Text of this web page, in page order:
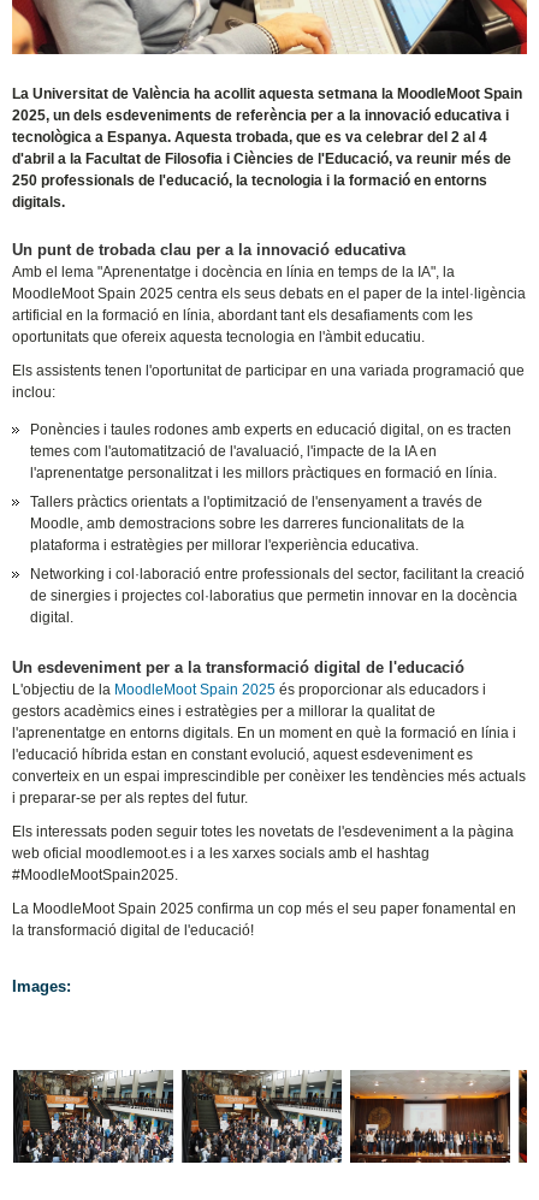
La Universitat de València ha acollit aquesta setmana la MoodleMoot Spain
2025, un dels esdeveniments de referència per a la innovació educativa i
tecnològica a Espanya. Aquesta trobada, que es va celebrar del 2 al 4
d'abril a la Facultat de Filosofia i Ciències de l'Educació, va reunir més de
250 professionals de l'educació, la tecnologia i la formació en entorns
digitals.
Un punt de trobada clau per a la innovació educativa
Amb el lema "Aprenentatge i docència en línia en temps de la IA", la
MoodleMoot Spain 2025 centra els seus debats en el paper de la intel·ligència
artificial en la formació en línia, abordant tant els desafiaments com les
oportunitats que ofereix aquesta tecnologia en l'àmbit educatiu.
Els assistents tenen l'oportunitat de participar en una variada programació que
inclou:
Ponències i taules rodones amb experts en educació digital, on es tracten
temes com l'automatització de l'avaluació, l'impacte de la IA en
l'aprenentatge personalitzat i les millors pràctiques en formació en línia.
Tallers pràctics orientats a l'optimització de l'ensenyament a través de
Moodle, amb demostracions sobre les darreres funcionalitats de la
plataforma i estratègies per millorar l'experiència educativa.
Networking i col·laboració entre professionals del sector, facilitant la creació
de sinergies i projectes col·laboratius que permetin innovar en la docència
digital.
Un esdeveniment per a la transformació digital de l'educació
L'objectiu de la MoodleMoot Spain 2025 és proporcionar als educadors i
gestors acadèmics eines i estratègies per a millorar la qualitat de
l'aprenentatge en entorns digitals. En un moment en què la formació en línia i
l'educació híbrida estan en constant evolució, aquest esdeveniment es
converteix en un espai imprescindible per conèixer les tendències més actuals
i preparar-se per als reptes del futur.
Els interessats poden seguir totes les novetats de l'esdeveniment a la pàgina
web oficial moodlemoot.es i a les xarxes socials amb el hashtag
#MoodleMootSpain2025.
La MoodleMoot Spain 2025 confirma un cop més el seu paper fonamental en
la transformació digital de l'educació!
Images: